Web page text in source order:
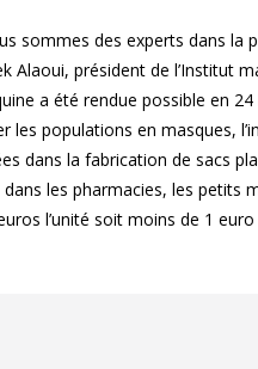
sommes des experts dans la
Alaoui, président de l’Institut
a été rendue possible en 24
les populations en masques,
dans la fabrication de sacs
les pharmacies, les petits
l’unité soit moins de 1